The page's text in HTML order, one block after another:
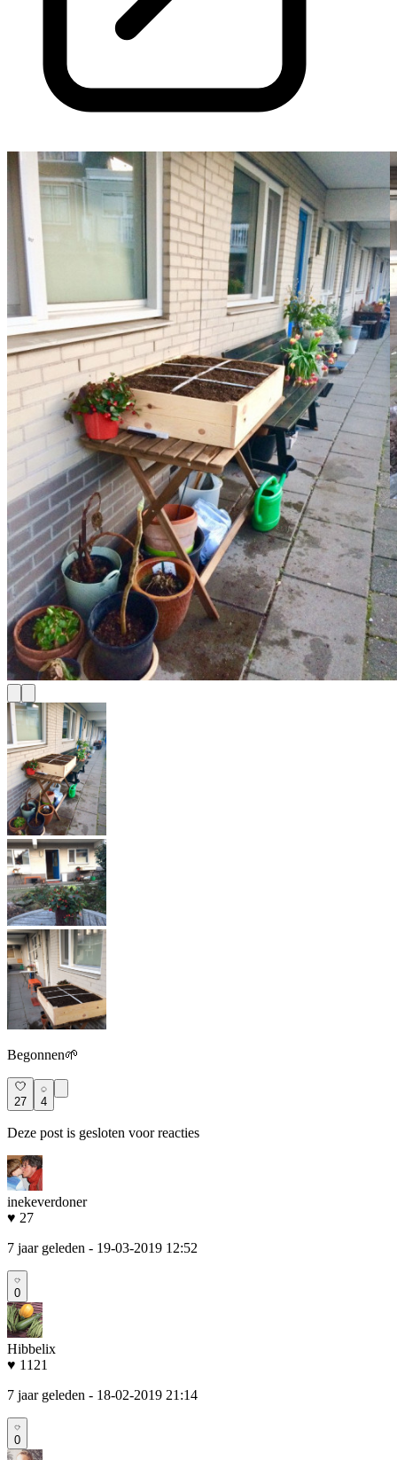
Begonnen🌱
27 4
Deze post is gesloten voor reacties
inekeverdoner
♥ 27
7 jaar geleden - 19-03-2019 12:52
0
Hibbelix
♥ 1121
7 jaar geleden - 18-02-2019 21:14
0